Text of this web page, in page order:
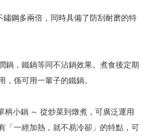
鏽鋼多兩倍，同時具備了防刮耐磨的特
鍋，鐵鍋等同不沾鍋效果。煮食後定期
，係可用一輩子的鐵鍋。
柄小鍋 ～ 從炒菜到燉煮，可廣泛運用
「一經加熱，就不易冷卻」的特點，可